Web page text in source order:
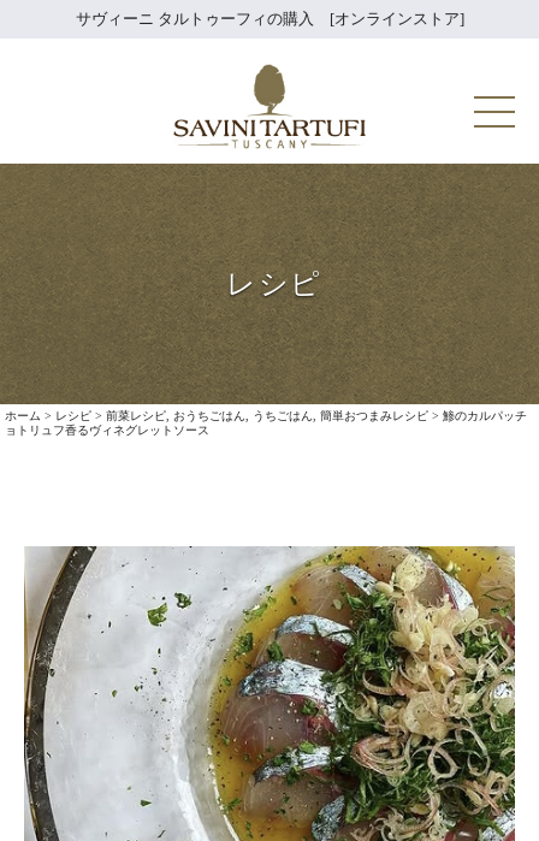
サヴィーニ タルトゥーフィの購入 [オンラインストア]
レシピ
ホーム > レシピ > 前菜レシピ おうちごはん うちごはん 簡単おつまみレシピ > 鯵のカルパッチ
ョトリュフ香るヴィネグレットソース